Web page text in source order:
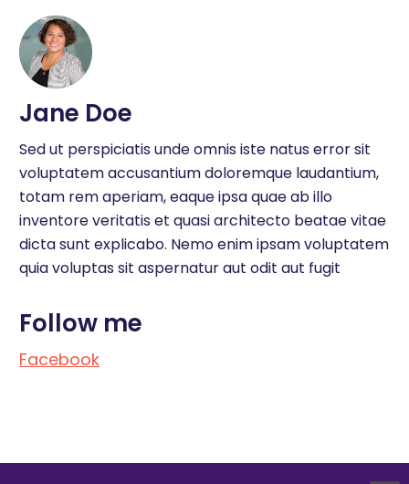
Jane Doe
Sed ut perspiciatis unde omnis iste natus error sit
voluptatem accusantium doloremque laudantium,
totam rem aperiam, eaque ipsa quae ab illo
inventore veritatis et quasi architecto beatae vitae
dicta sunt explicabo. Nemo enim ipsam voluptatem
quia voluptas sit aspernatur aut odit aut fugit
Follow me
Facebook